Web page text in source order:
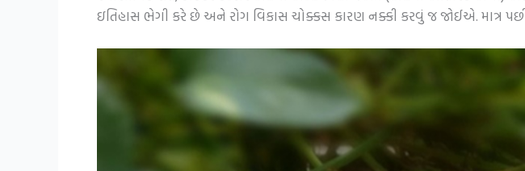
ઇતિહાસ ભેગી કરે છે અને રોગ વિકાસ ચોક્કસ કારણ નક્કી કરવું જ જોઈએ. માત્ર